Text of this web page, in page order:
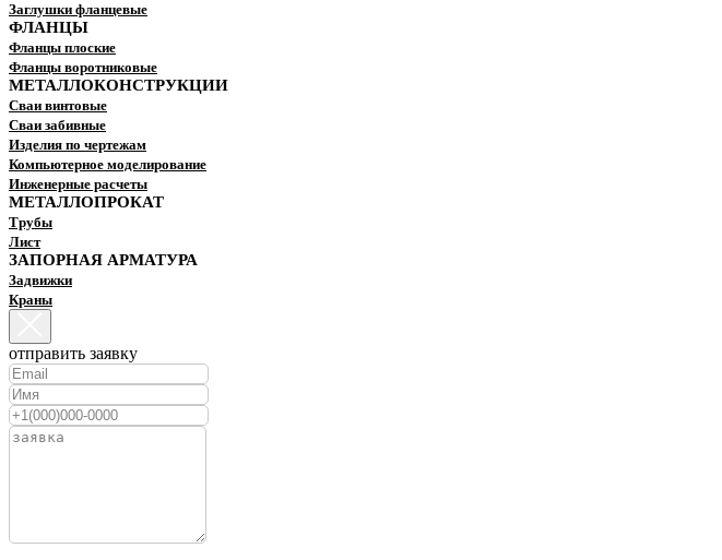
Заглушки фланцевые
ФЛАНЦЫ
Фланцы плоские
Фланцы воротниковые
МЕТАЛЛОКОНСТРУКЦИИ
Сваи винтовые
Сваи забивные
Изделия по чертежам
Компьютерное моделирование
Инженерные расчеты
МЕТАЛЛОПРОКАТ
Трубы
Лист
ЗАПОРНАЯ АРМАТУРА
Задвижки
Краны
отправить заявку